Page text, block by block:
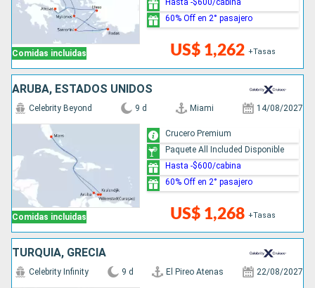
Comidas incluidas US$ 1,262 +Tasas
60% Off en 2° pasajero
ARUBA, ESTADOS UNIDOS
Comidas incluidas
Celebrity Beyond 9 d Miami 14/08/2027
US$ 1,268 +Tasas
Crucero Premium
Paquete All Included Disponible
Hasta -$600/cabina
60% Off en 2° pasajero
TURQUÍA, GRECIA
Celebrity Infinity 9 d El Pireo Atenas 22/08/2027